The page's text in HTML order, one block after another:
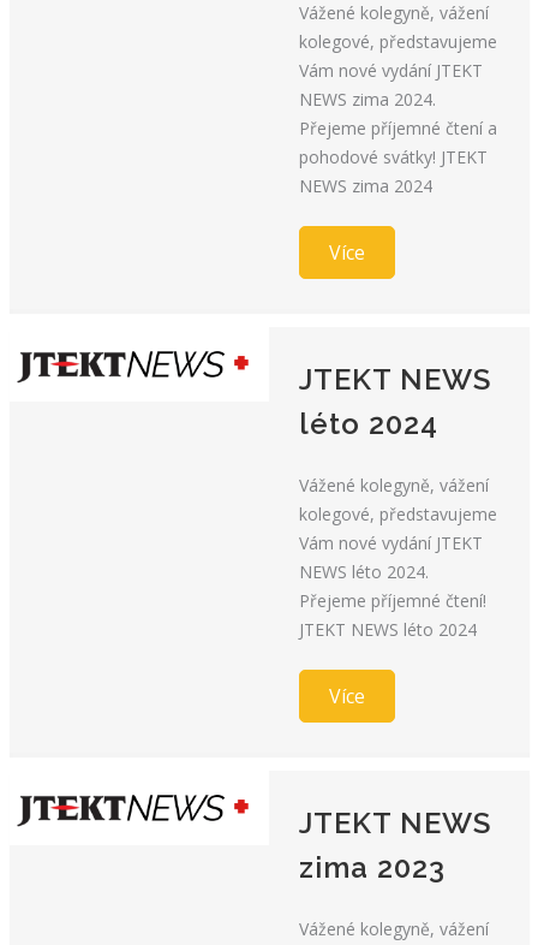
Vážené kolegyně, vážení
kolegové, představujeme
Vám nové vydání JTEKT
NEWS zima 2024.
Přejeme příjemné čtení a
pohodové svátky! JTEKT
NEWS zima 2024
Více
JTEKT NEWS
léto 2024
Vážené kolegyně, vážení
kolegové, představujeme
Vám nové vydání JTEKT
NEWS léto 2024.
Přejeme příjemné čtení!
JTEKT NEWS léto 2024
Více
JTEKT NEWS
zima 2023
Vážené kolegyně, vážení